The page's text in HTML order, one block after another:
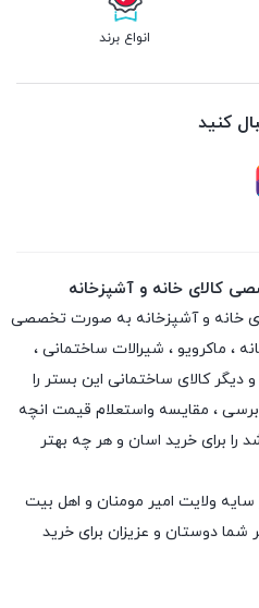
انواع برند
کنید
کالای خانه و آشپزخانه
خانه و آشپزخانه به صورت تخصصی
، ماکرویو ، شیرالات ساختمانی ،
دیگر کالای ساختمانی این بستر را
برسی ، مقایسه واستعلام قیمت انچه
را برای خرید اسان و هر چه بهتر
سایه ولایت امیر مومنان و اهل بیت
دوستان و عزیزان برای خرید